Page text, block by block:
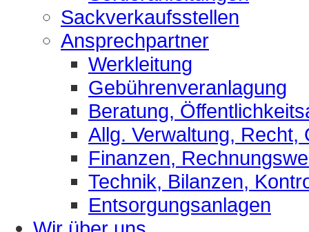
Sackverkaufsstellen
Ansprechpartner
Werkleitung
Gebührenveranlagung
Beratung,
Allg. Verwaltung, Recht,
Finanzen,
Technik, Bilanzen,
Entsorgungsanlagen